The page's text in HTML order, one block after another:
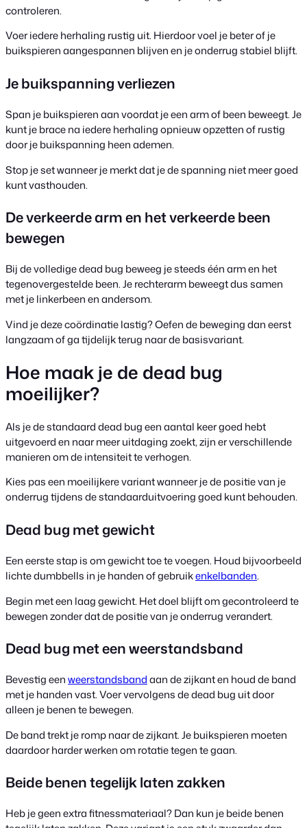
controleren.
Voer iedere herhaling rustig uit. Hierdoor voel je beter of je
buikspieren aangespannen blijven en je onderrug stabiel blijft.
Je buikspanning verliezen
Span je buikspieren aan voordat je een arm of been beweegt. Je
kunt je brace na iedere herhaling opnieuw opzetten of rustig
door je buikspanning heen ademen.
Stop je set wanneer je merkt dat je de spanning niet meer goed
kunt vasthouden.
De verkeerde arm en het verkeerde been
bewegen
Bij de volledige dead bug beweeg je steeds één arm en het
tegenovergestelde been. Je rechterarm beweegt dus samen
met je linkerbeen en andersom.
Vind je deze coördinatie lastig? Oefen de beweging dan eerst
langzaam of ga tijdelijk terug naar de basisvariant.
Hoe maak je de dead bug
moeilijker?
Als je de standaard dead bug een aantal keer goed hebt
uitgevoerd en naar meer uitdaging zoekt, zijn er verschillende
manieren om de intensiteit te verhogen.
Kies pas een moeilijkere variant wanneer je de positie van je
onderrug tijdens de standaarduitvoering goed kunt behouden.
Dead bug met gewicht
Een eerste stap is om gewicht toe te voegen. Houd bijvoorbeeld
lichte dumbbells in je handen of gebruikenkelbanden.
Begin met een laag gewicht. Het doel blijft om gecontroleerd te
bewegen zonder dat de positie van je onderrug verandert.
Dead bug met een weerstandsband
Bevestig eenweerstandsbandaan de zijkant en houd de band
met je handen vast. Voer vervolgens de dead bug uit door
alleen je benen te bewegen.
De band trekt je romp naar de zijkant. Je buikspieren moeten
daardoor harder werken om rotatie tegen te gaan.
Beide benen tegelijk laten zakken
Heb je geen extra fitnessmateriaal? Dan kun je beide benen